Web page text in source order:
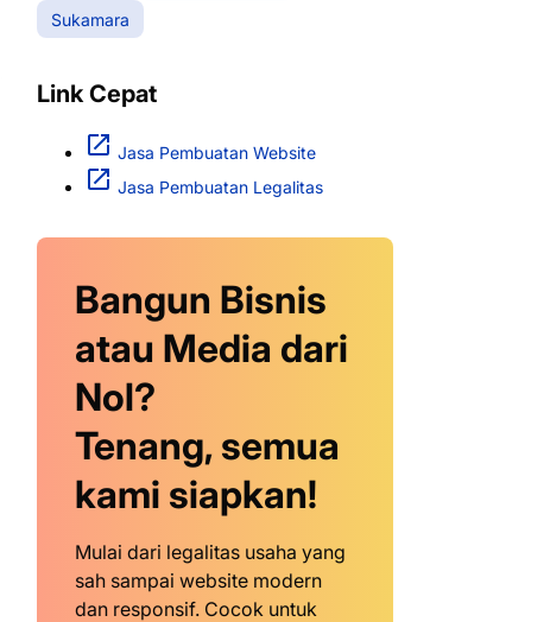
Sukamara
Link Cepat
Jasa Pembuatan Website
Jasa Pembuatan Legalitas
Bangun Bisnis
atau Media dari
Nol?
Tenang, semua
kami siapkan!
Mulai dari legalitas usaha yang
sah sampai website modern
dan responsif. Cocok untuk